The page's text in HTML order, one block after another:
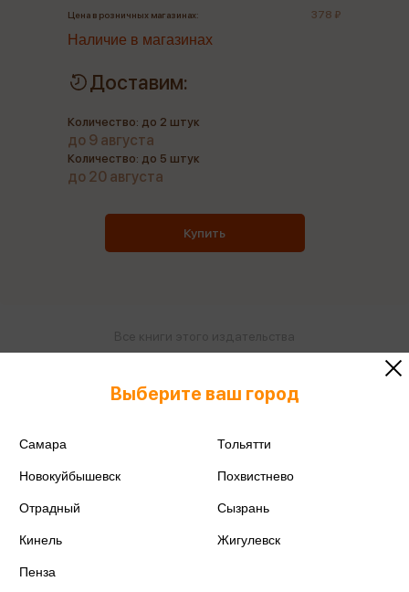
Цена в розничных магазинах: 378 ₽
Наличие в магазинах
Доставим:
Количество: до 2 штук
до 9 августа
Количество: до 5 штук
до 20 августа
Купить
Поделиться
Выберите ваш город
Самара Тольятти
Новокуйбышевск Похвистнево
Отрадный Сызрань
Кинель Жигулевск
Пенза